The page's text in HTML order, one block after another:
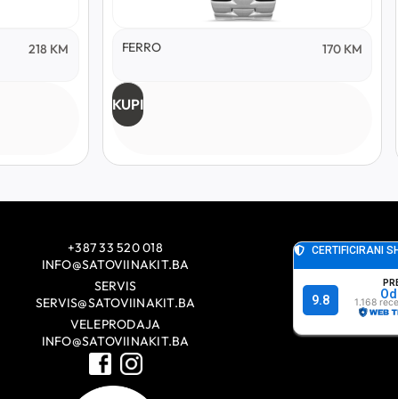
218 KM FERRO 170 KM
KUPI
+387 33 520 018
INFO@SATOVIINAKIT.BA
SERVIS
SERVIS@SATOVIINAKIT.BA
VELEPRODAJA
INFO@SATOVIINAKIT.BA